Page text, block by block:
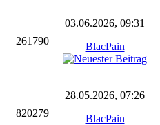
261790
03.06.2026, 09:31
BlacPain
820279
28.05.2026, 07:26
BlacPain